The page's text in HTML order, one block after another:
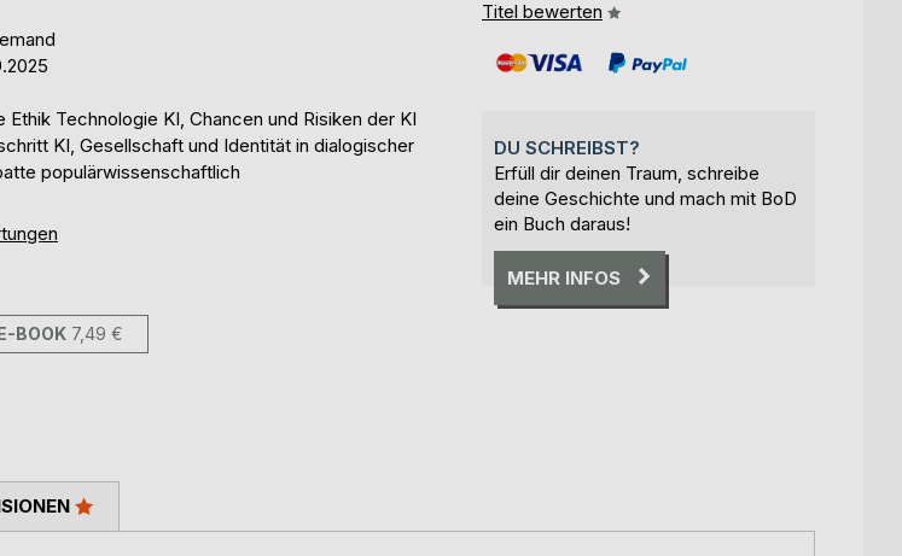
Technologie KI, Chancen und Risiken der KI
KI, Gesellschaft und Identität in dialogischer
populärwissenschaftlich
BOOK 7,49 €
Titel bewerten
DU SCHREIBST?
Erfüll dir deinen Traum, schreibe
deine Geschichte und mach mit BoD
ein Buch daraus!
MEHR INFOS